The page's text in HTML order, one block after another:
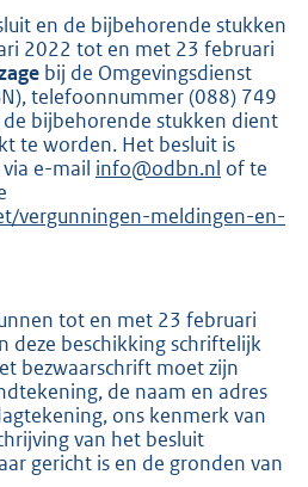
en de bijbehorende stukken
2022 tot en met 23 februari
bij de Omgevingsdienst
telefoonnummer (088) 749
bijbehorende stukken dient
te worden. Het besluit is
e-mail info@odbn.nl of te
x
n
e
l
i
n
k
:
vergunningen-meldingen-en-
tot en met 23 februari
deze beschikking schriftelijk
bezwaarschrift moet zijn
de naam en adres
ons kenmerk van
van het besluit
gericht is en de gronden van